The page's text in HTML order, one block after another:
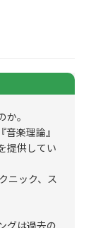
。
楽理論』
提供してい
ニック、ス
グは過去の